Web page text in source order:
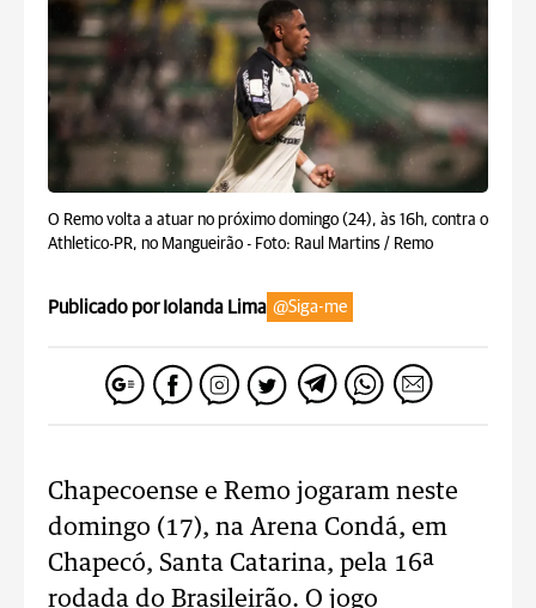
O Remo volta a atuar no próximo domingo (24), às 16h, contra o
Athletico-PR, no Mangueirão - Foto: Raul Martins / Remo
Publicado por Iolanda Lima @Siga-me
Chapecoense e Remo jogaram neste
domingo (17), na Arena Condá, em
Chapecó, Santa Catarina, pela 16ª
rodada do Brasileirão. O jogo